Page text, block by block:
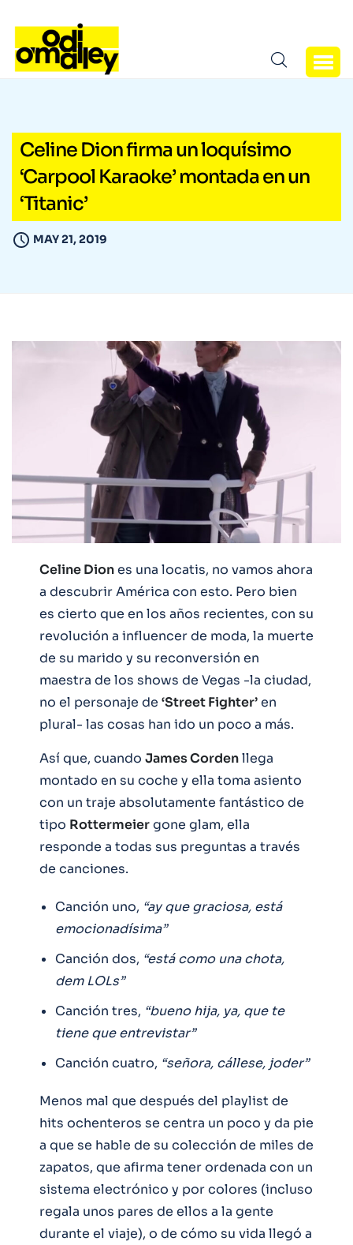
Celine Dion firma un loquísimo
‘Carpool Karaoke’ montada en un
‘Titanic’
MAY 21, 2019
Celine Diones una locatis, no vamos ahora
a descubrir América con esto. Pero bien
es cierto que en los años recientes, con su
revolución a influencer de moda, la muerte
de su marido y su reconversión en
maestra de los shows de Vegas -la ciudad,
no el personaje de ‘Street Fighter’en
plural- las cosas han ido un poco a más.
Así que, cuando James Cordenllega
montado en su coche y ella toma asiento
con un traje absolutamente fantástico de
tipo Rottermeiergone glam, ella
responde a todas sus preguntas a través
de canciones.
Canción uno, “ay que graciosa, está
emocionadísima”
Canción dos, “está como una chota,
dem LOLs”
Canción tres, “bueno hija, ya, que te
tiene que entrevistar”
Canción cuatro, “señora, cállese, joder”
Menos mal que después del playlist de
hits ochenteros se centra un poco y da pie
a que se hable de su colección de miles de
zapatos, que afirma tener ordenada con un
sistema electrónico y por colores (incluso
regala unos pares de ellos a la gente
durante el viaje), o de cómo su vida llegó a